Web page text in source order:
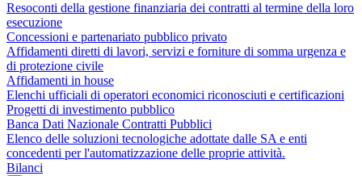
Resoconti della gestione finanziaria dei contratti al termine della loro
esecuzione
Concessioni e partenariato pubblico privato
Affidamenti diretti di lavori, servizi e forniture di somma urgenza e
di protezione civile
Affidamenti in house
Elenchi ufficiali di operatori economici riconosciuti e certificazioni
Progetti di investimento pubblico
Banca Dati Nazionale Contratti Pubblici
Elenco delle soluzioni tecnologiche adottate dalle SA e enti
concedenti per l'automatizzazione delle proprie attività.
Bilanci